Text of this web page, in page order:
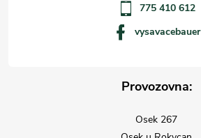
775 410 612
vysavacebauer
Provozovna:
Osek 267